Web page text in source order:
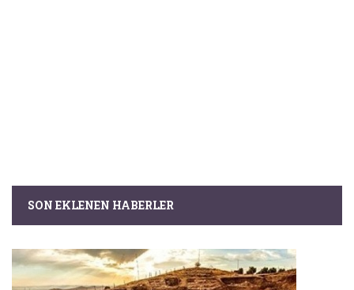
SON EKLENEN HABERLER